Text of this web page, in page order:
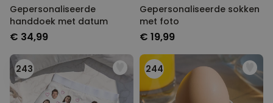
Gepersonaliseerde
handdoek met datum
€ 34,99
Gepersonaliseerde sokken
met foto
€ 19,99
243 244